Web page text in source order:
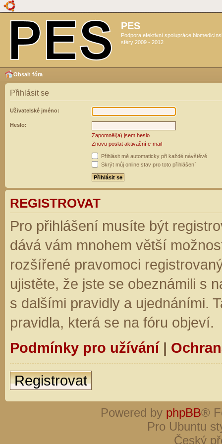
PES
Podpora efektivní spolupráce
sféry 2009 - 2012
Obsah fóra
Přihlásit se
Uživatelské jméno:
Heslo:
Zapomněl(a) jsem heslo
Znovu poslat aktivační e-mail
Přihlásit mě automaticky při každé návštěvě
Skrýt můj online stav pro toto přihlášení
REGISTROVAT
Pro přihlášení musíte být
dává vám mnohem větší
rozšířené pravomoci
ujistěte, že jste se obeznámili s
s dalšími pravidly a ujednáními.
pravidla, která se na fóru objeví.
Podmínky pro užívání|
Registrovat
Powered by phpBB®
Pro Ubuntu
Český